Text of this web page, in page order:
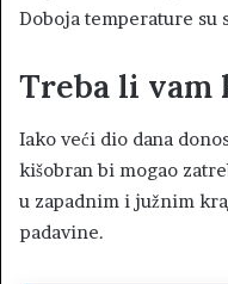
Doboja temperature su
Treba li vam
Iako veći dio dana
kišobran bi mogao
u zapadnim i južnim
padavine.